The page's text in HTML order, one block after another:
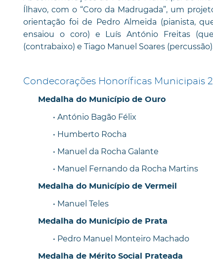
Ílhavo, com o “Coro da Madrugada”, um
orientação foi de Pedro Almeida (pianista,
ensaiou o coro) e Luís António Freitas
(contrabaixo) e Tiago Manuel Soares
Condecorações Honoríficas Municipais
Medalha do Município de Ouro
• António Bagão Félix
• Humberto Rocha
• Manuel da Rocha Galante
• Manuel Fernando da Rocha Martins
Medalha do Município de Vermeil
• Manuel Teles
Medalha do Município de Prata
• Pedro Manuel Monteiro Machado
Medalha de Mérito Social Prateada